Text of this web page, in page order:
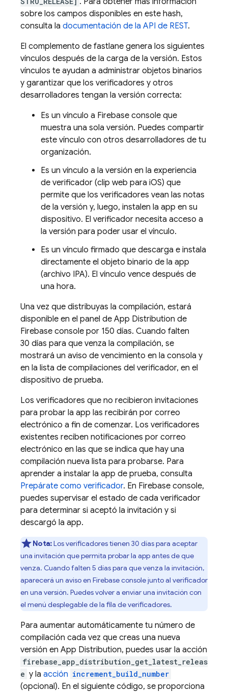
sobre los campos disponibles en este hash,
consulta la documentación de la API de REST.
El complemento de fastlane genera los siguientes
vínculos después de la carga de la versión. Estos
vínculos te ayudan a administrar objetos binarios
y garantizar que los verificadores y otros
desarrolladores tengan la versión correcta:
Es un vínculo a Firebase console que
muestra una sola versión. Puedes compartir
este vínculo con otros desarrolladores de tu
organización.
Es un vínculo a la versión en la experiencia
de verificador (clip web para iOS) que
permite que los verificadores vean las notas
de la versión y, luego, instalen la app en su
dispositivo. El verificador necesita acceso a
la versión para poder usar el vínculo.
Es un vínculo firmado que descarga e instala
directamente el objeto binario de la app
(archivo IPA). El vínculo vence después de
una hora.
Una vez que distribuyas la compilación, estará
disponible en el panel de App Distribution de
Firebase console por 150 días. Cuando falten
30 días para que venza la compilación, se
mostrará un aviso de vencimiento en la consola y
en la lista de compilaciones del verificador, en el
dispositivo de prueba.
Los verificadores que no recibieron invitaciones
para probar la app las recibirán por correo
electrónico a fin de comenzar. Los verificadores
existentes reciben notificaciones por correo
electrónico en las que se indica que hay una
compilación nueva lista para probarse. Para
aprender a instalar la app de prueba, consulta
Prepárate como verificador. En Firebase console,
puedes supervisar el estado de cada verificador
para determinar si aceptó la invitación y si
descargó la app.
Nota:Los verificadores tienen 30 días para aceptar
una invitación que permita probar la app antes de que
venza. Cuando falten 5 días para que venza la invitación,
aparecerá un aviso en Firebaseconsole junto al verificador
en una versión. Puedes volver a enviar una invitación con
el menú desplegable de la fila de verificadores.
Para aumentar automáticamente tu número de
compilación cada vez que creas una nueva
versión en App Distribution, puedes usar la acción
firebase_app_distribution_get_latest_releas
e y la acción increment_build_number
(opcional). En el siguiente código, se proporciona